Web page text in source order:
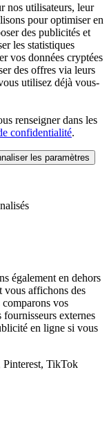
nos utilisateurs, leur
pour optimiser en
des publicités et
les statistiques
vos données cryptées
des offres via leurs
utilisez déjà vous-
renseigner dans les
confidentialité.
les paramètres
également en dehors
vous affichons des
vos
fournisseurs externes
en ligne si vous
TikTok